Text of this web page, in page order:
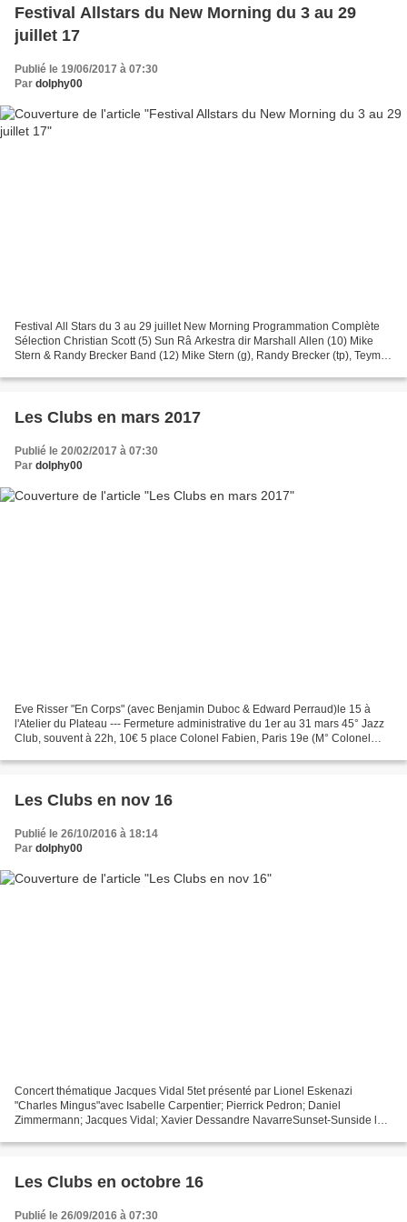
Festival Allstars du New Morning du 3 au 29
juillet 17
Publié le 19/06/2017 à 07:30
Par dolphy00
Festival All Stars du 3 au 29 juillet New Morning Programmation Complète
Sélection Christian Scott (5) Sun Râ Arkestra dir Marshall Allen (10) Mike
Stern & Randy Brecker Band (12) Mike Stern (g), Randy Brecker (tp), Teymur
Les Clubs en mars 2017
Publié le 20/02/2017 à 07:30
Par dolphy00
Eve Risser "En Corps" (avec Benjamin Duboc & Edward Perraud)le 15 à
l'Atelier du Plateau --- Fermeture administrative du 1er au 31 mars 45° Jazz
Club, souvent à 22h, 10€ 5 place Colonel Fabien, Paris 19e (M° Colonel
Les Clubs en nov 16
Publié le 26/10/2016 à 18:14
Par dolphy00
Concert thématique Jacques Vidal 5tet présenté par Lionel Eskenazi
"Charles Mingus"avec Isabelle Carpentier; Pierrick Pedron; Daniel
Zimmermann; Jacques Vidal; Xavier Dessandre NavarreSunset-Sunside le
Les Clubs en octobre 16
Publié le 26/09/2016 à 07:30